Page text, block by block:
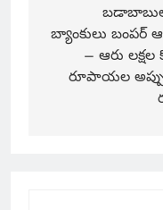
బ్యాంకులు బంపర్
– ఆరు లక్షల
రూపాయల